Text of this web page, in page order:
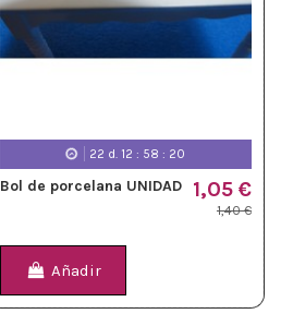
22 d. 12 :58 :18
Bol de porcelana UNIDAD 1,05 €
1,40 €
Añadir